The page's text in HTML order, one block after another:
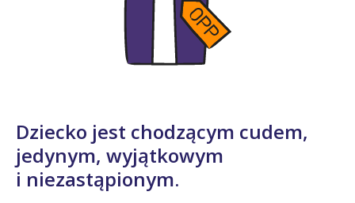
Dziecko jest chodzącym cudem,
jedynym, wyjątkowym
i niezastąpionym.